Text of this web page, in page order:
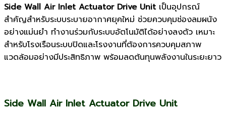
Side Wall Air Inlet Actuator Drive Unit เป็นอุปกรณ์
สำคัญสำหรับระบบระบายอากาศยุคใหม่ ช่วยควบคุมช่องลมผนัง
อย่างแม่นยำ ทำงานร่วมกับระบบอัตโนมัติได้อย่างลงตัว เหมาะ
สำหรับโรงเรือนระบบปิดและโรงงานที่ต้องการควบคุมสภาพ
แวดล้อมอย่างมีประสิทธิภาพ พร้อมลดต้นทุนพลังงานในระยะยาว
Side Wall Air Inlet Actuator Drive Unit